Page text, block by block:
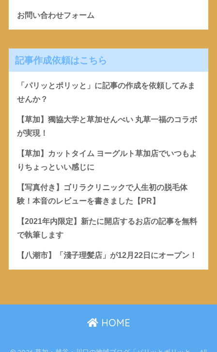
お問い合わせフォーム
記事作成依頼はこちら
「パリッとポリッと」に記事の作成を依頼してみま
せんか？
【草加】獨協大学と草加せんべい 丸草一福のコラボ
が実現！
【草加】カットタイム ヨーグルト草加店でいつもよ
りちょっといい感じに
【写真付き】ゴリラクリニックで人生初の脱毛体
験！本音のレビューを書きました【PR】
【2021年内限定】新たに開店するお店の記事を無料
で執筆します
【八潮市】「淺子理髪店」が12月22日にオープン！
HOME